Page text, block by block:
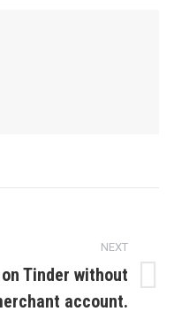
NEXT
Tinder without
account.